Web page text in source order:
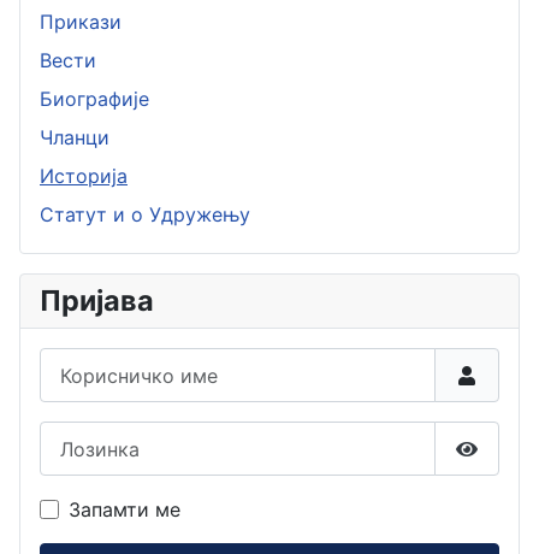
Прикази
Вести
Биографије
Чланци
Историја
Статут и о Удружењу
Пријава
Запамти ме